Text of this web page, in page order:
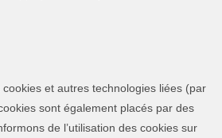
et autres technologies liées (par
sont également placés par des
de l’utilisation des cookies sur